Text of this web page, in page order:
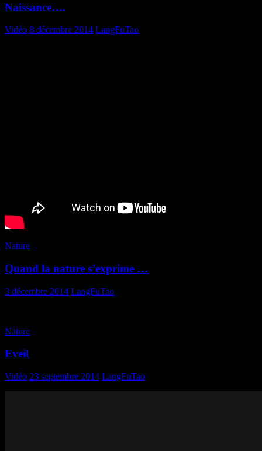
Naissance….
Vidéo 8 décembre 2014 LangFuTao
Nature
Quand la nature s’exprime …
3 décembre 2014 LangFuTao
Nature
Eveil
Vidéo 23 septembre 2014 LangFuTao